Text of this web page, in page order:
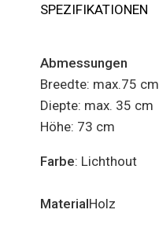
SPEZIFIKATIONEN
Abmessungen
Breedte: max.75 cm
Diepte: max. 35 cm
Höhe: 73 cm
Farbe: Lichthout
MaterialHolz